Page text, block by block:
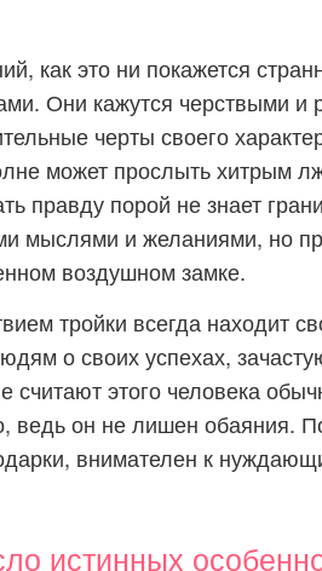
как это ни покажется
Они кажутся черствыми
черты своего
может прослыть хитрым
правду порой не знает
мыслями и желаниями, но
воздушном замке.
тройки всегда находит
о своих успехах,
считают этого человека
ведь он не лишен обаяния.
внимателен к
истинных